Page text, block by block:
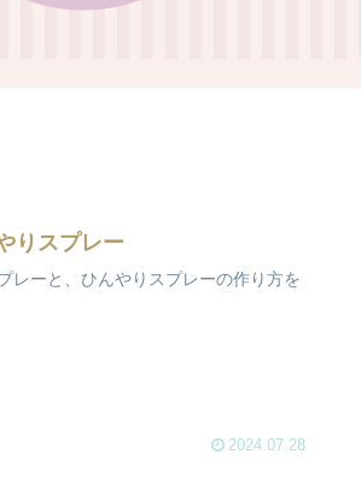
りスプレー
レーと、ひんやりスプレーの作り方を
2024.07.28